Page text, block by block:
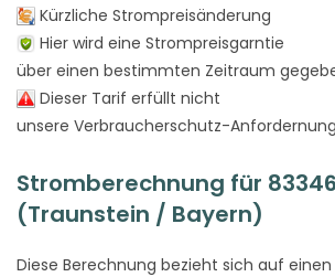
Kürzliche Strompreisänderung
Hier wird eine Strompreisgarntie
über einen bestimmten Zeitraum
Dieser Tarif erfüllt nicht
unsere Verbraucherschutz-
Stromberechnung für
(Traunstein / Bayern)
Diese Berechnung bezieht sich auf einen